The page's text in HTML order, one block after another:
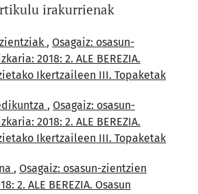
irakurrienak
, Osagaiz: osasun-
2018: 2. ALE BEREZIA.
Ikertzaileen III. Topaketak
, Osagaiz: osasun-
2018: 2. ALE BEREZIA.
Ikertzaileen III. Topaketak
, Osagaiz: osasun-zientzien
2. ALE BEREZIA. Osasun